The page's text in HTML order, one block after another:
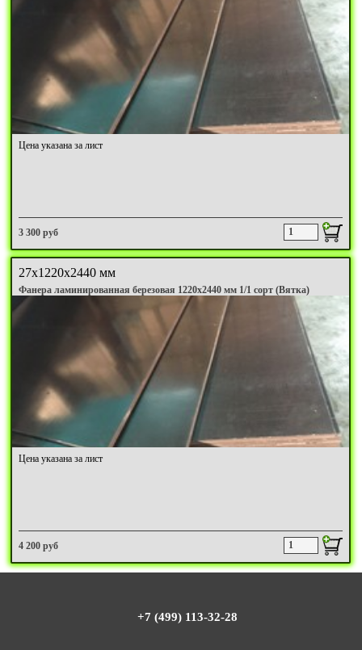
Цена указана за лист
3 300 руб
27х1220х2440 мм
Фанера ламинированная березовая 1220х2440 мм 1/1 сорт (Вятка)
Цена указана за лист
4 200 руб
+7 (499) 113-32-28